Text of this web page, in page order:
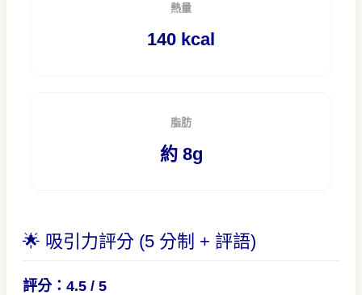
熱量
140 kcal
脂肪
約 8g
🌟 吸引力評分 (5 分制 + 評語)
評分：4.5 / 5